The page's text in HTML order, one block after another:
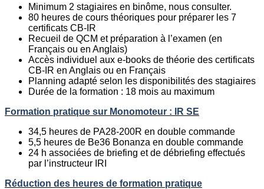
Minimum 2 stagiaires en binôme, nous consulter.
80 heures de cours théoriques pour préparer les 7
certificats CB-IR
Recueil de QCM et préparation à l’examen (en
Français ou en Anglais)
Accès individuel aux e-books de théorie des certificats
CB-IR en Anglais ou en Français
Planning adapté selon les disponibilités des stagiaires
Durée de la formation : 18 mois au maximum
Formation pratique sur Monomoteur : IR SE
34,5 heures de PA28-200R en double commande
5,5 heures de Be36 Bonanza en double commande
24 h associées de briefing et de débriefing effectués
par l’instructeur IRI
Réduction des heures de formation pratique